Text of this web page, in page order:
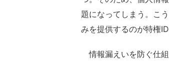
題になってしまう。こ
みを提供するのが特権ID
情報漏えいを防ぐ仕